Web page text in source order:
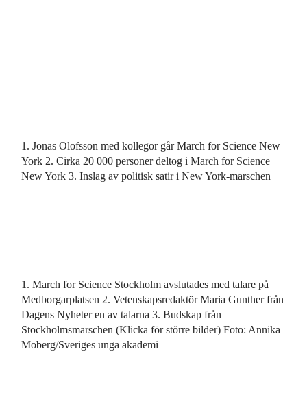
1. Jonas Olofsson med kollegor går March for Science New
York 2. Cirka 20 000 personer deltog i March for Science
New York 3. Inslag av politisk satir i New York-marschen
1. March for Science Stockholm avslutades med talare på
Medborgarplatsen 2. Vetenskapsredaktör Maria Gunther från
Dagens Nyheter en av talarna 3. Budskap från
Stockholmsmarschen (Klicka för större bilder) Foto: Annika
Moberg/Sveriges unga akademi